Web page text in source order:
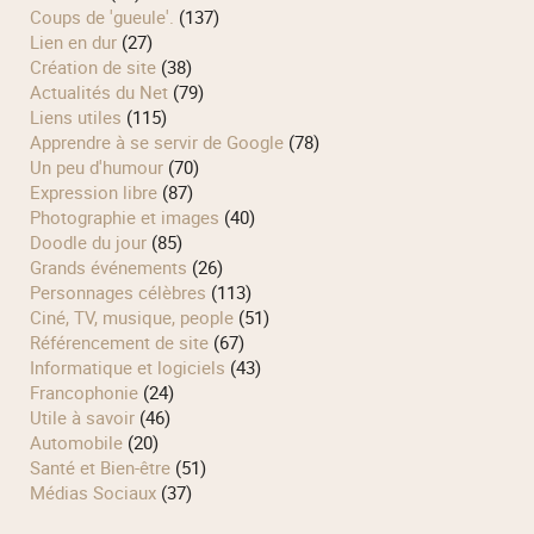
Coups de 'gueule'. (137)
Lien en dur(27)
Création de site(38)
Actualités du Net(79)
Liens utiles (115)
Apprendre à se servir de Google(78)
Un peu d'humour(70)
Expression libre(87)
Photographie et images (40)
Doodle du jour(85)
Grands événements (26)
Personnages célèbres (113)
Ciné, TV, musique, people(51)
Référencement de site(67)
Informatique et logiciels (43)
Francophonie(24)
Utile à savoir(46)
Automobile(20)
Santé et Bien-être(51)
Médias Sociaux(37)